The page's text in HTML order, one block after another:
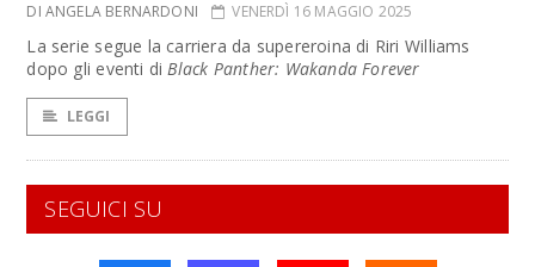
DI ANGELA BERNARDONI VENERDÌ 16 MAGGIO 2025
La serie segue la carriera da supereroina di Riri Williams
dopo gli eventi diBlack Panther: Wakanda Forever
LEGGI
SEGUICI SU